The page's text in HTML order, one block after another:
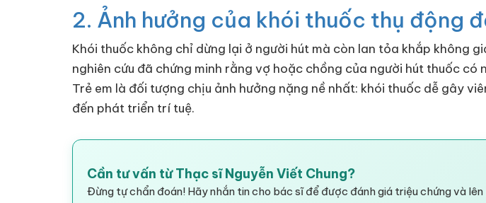
2. Ảnh hưởng của khói thuốc thụ động
Khói thuốc không chỉ dừng lại ở người hút mà còn lan tỏa khắp không
nghiên cứu đã chứng minh rằng vợ hoặc chồng của người hút thuốc
Trẻ em là đối tượng chịu ảnh hưởng nặng nề nhất: khói thuốc dễ gây
đến phát triển trí tuệ.
Cần tư vấn từ Thạc sĩ Nguyễn Viết Chung?
Đừng tự chẩn đoán! Hãy nhắn tin cho bác sĩ để được đánh giá triệu chứng và